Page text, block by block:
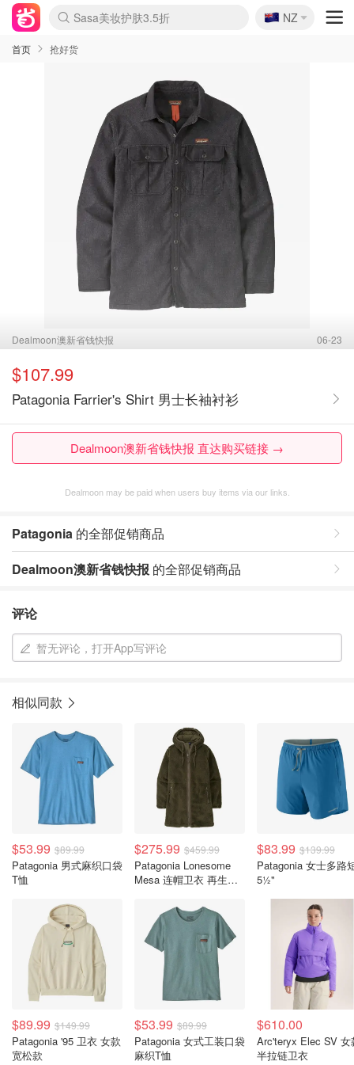
lululemon折扣上新
Sasa美妆护肤3.5折
SSENSE年中3折
FreshBeauty好价汇总
Cettire降价+叠9折
Farfetch折上8折
WWS Coles超市实拍
viagogo二手票捡漏
Myer清仓1折起
The Outnet奢牌1折起
David Jones 3折起
Flannels大牌1折
Perfumes Club护肤1折
AMIRO返校季6.2折
Oweek抽奖送Airpods
Amazon折扣汇总
eToro入金$200送$50
Amazon数码好物
ICONIC本周7.5折
ThedoubleF高奢地板价
Moose Knuckles 6折
丝芙兰5折起
EUFY官网3.7折起
Selenichast首饰2折
Trip机票酒店促销
YSL送5件彩妆礼
Amazon家居好物
BIGBANG巡演开票
David Jones时尚3折
Amazon美妆护肤
雅漾大喷$8
过敏原检测盒$33
伊索独家赠50ml沐浴露
科颜氏清仓3折
SEALIFE海洋馆门票6折
丝塔芙大白罐$16
订阅Newsletter送香薰
Cult Beauty 6.8折
Harrods圣诞日历2.3折
LN-CC奢牌私促3折
d'Alba空姐喷雾$16
EVE LOM套装逆天2折
Bernardelli独家4折
Adore Beauty 6折起
CT圣诞日历
Mytheresa奢品2.7折
Luxury Escapes 9折
Currentbody美容仪9折
MOON Garden Live
ALLSAINTS美衣3折
Roborock扫地机3.7折
Tingo Life水杯$24
Valentino官网5折
CR洗发护发6.3折
🇳🇿
NZ
首页 抢好货
Dealmoon澳新省钱快报 06-23
$107.99
Patagonia Farrier's Shirt 男士长袖衬衫
Dealmoon澳新省钱快报 直达购买链接 →
Dealmoon may be paid when users buy items via our links.
Patagonia 的全部促销商品
Dealmoon澳新省钱快报 的全部促销商品
评论
暂无评论，打开App写评论
相似同款
$53.99 $89.99
Patagonia 男式麻织口袋
T恤
$275.99 $459.99
Patagonia Lonesome
Mesa 连帽卫衣 再生聚
$83.99 $139.99
Patagonia 女士多路
5½"
$89.99 $149.99
Patagonia '95 卫衣 女款
宽松款
$53.99 $89.99
Patagonia 女式工装口袋
麻织T恤
$610.00
Arc'teryx Elec SV 女
半拉链卫衣